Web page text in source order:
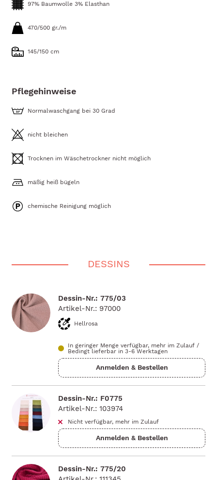
97% Baumwolle 3% Elasthan
470/500 gr./m
145/150 cm
Pflegehinweise
Normalwaschgang bei 30 Grad
nicht bleichen
Trocknen im Wäschetrockner nicht möglich
mäßig heiß bügeln
chemische Reinigung möglich
DESSINS
Dessin-Nr.: 775/03
Artikel-Nr.: 97000
Hellrosa
In geringer Menge verfügbar, mehr im Zulauf /
Bedingt lieferbar in 3-6 Werktagen
Dessin-Nr.: F0775
Artikel-Nr.: 103974
Nicht verfügbar, mehr im Zulauf
Dessin-Nr.: 775/20